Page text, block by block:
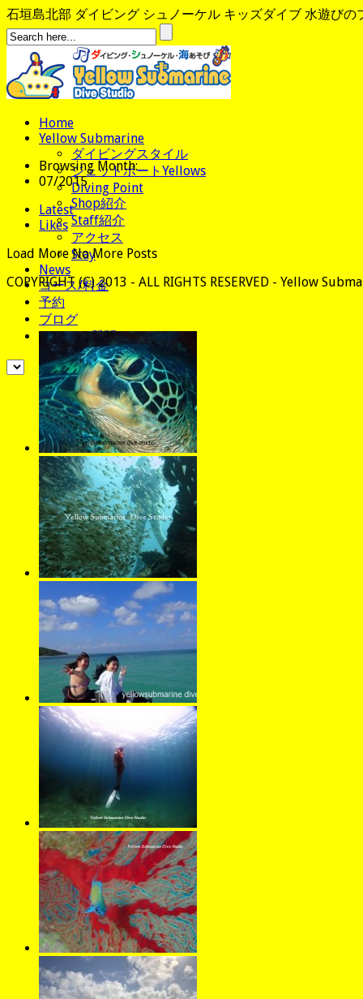
石垣島北部 ダイビング シュノーケル キッズダイブ 水遊び
Home
Yellow Submarine
ダイビングスタイル
ジェットボートYellows
Diving Point
Shop紹介
Staff紹介
アクセス
Stay
News
コース/料金
予約
ブログ
よくある質問
Browsing Month:
07/2015
Latest
Likes
Load More No More Posts
COPYRIGHT (C) 2013 - ALL RIGHTS RESERVED - Yellow